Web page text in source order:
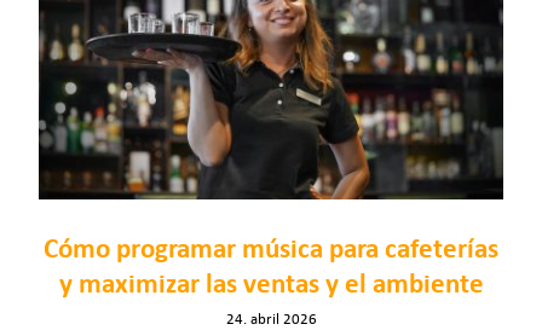
Cómo programar música para cafeterías
y maximizar las ventas y el ambiente
24. abril 2026